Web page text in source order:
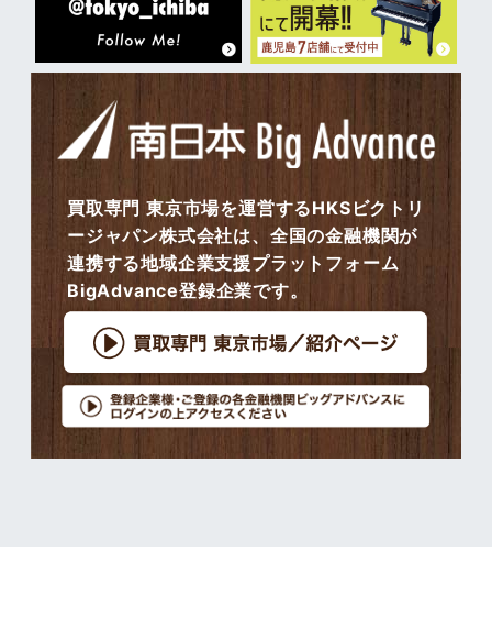
買取専門 東京市場を運営するHKSビクトリ
ージャパン株式会社は、全国の金融機関が
連携する地域企業支援プラットフォーム
BigAdvance登録企業です。